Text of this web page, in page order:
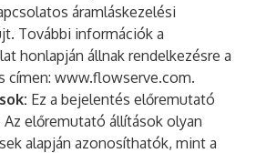
áramláskezelési
További információk a
honlapján állnak rendelkezésre a
címen: www.flowserve.com.
Ez a bejelentés előremutató
előremutató állítások olyan
alapján azonosíthatók, mint a